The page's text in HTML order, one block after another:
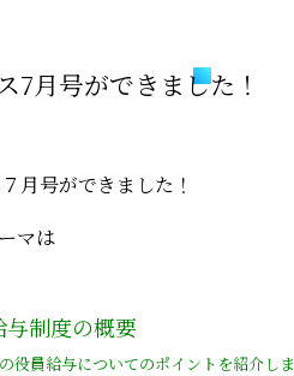
7月号ができました！
月号ができました！
マは
制度の概要
員給与についてのポイントを紹介しま